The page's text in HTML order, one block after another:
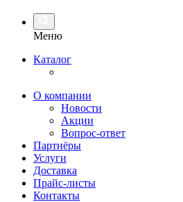
Меню
Каталог
О компании
Новости
Акции
Вопрос-ответ
Партнёры
Услуги
Доставка
Прайс-листы
Контакты